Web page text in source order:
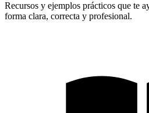
Recursos y ejemplos prácticos que te
forma clara, correcta y profesional.